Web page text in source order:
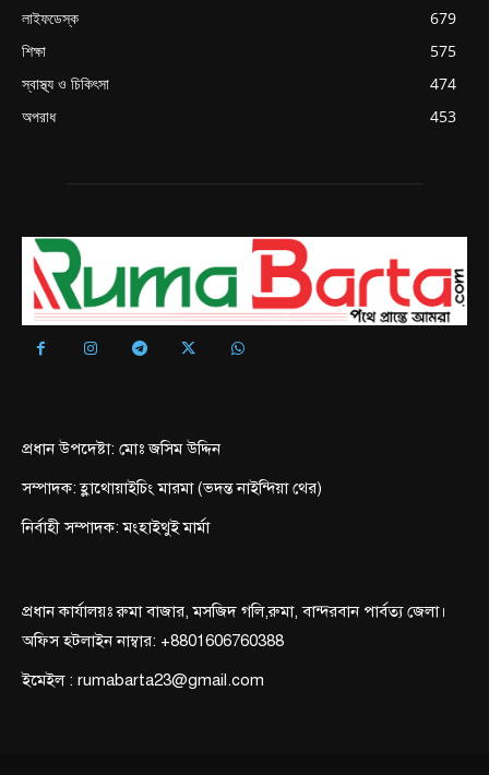
লাইফডেস্ক
679
শিক্ষা
575
স্বাস্থ্য ও চিকিৎসা
474
অপরাধ
453
প্রধান উপদেষ্টা: মোঃ জসিম উদ্দিন
সম্পাদক: হ্লাথোয়াইচিং মারমা (ভদন্ত নাইন্দিয়া থের)
নির্বাহী সম্পাদক: মংহাইথুই মার্মা
প্রধান কার্যালয়ঃ রুমা বাজার, মসজিদ গলি,রুমা, বান্দরবান পার্বত্য জেলা।
অফিস হটলাইন নাম্বার: +8801606760388
ইমেইল : rumabarta23@gmail.com